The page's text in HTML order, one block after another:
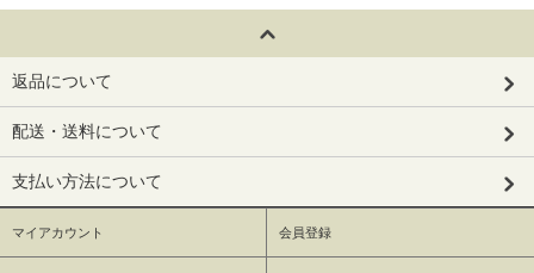
返品について
配送・送料について
支払い方法について
マイアカウント 会員登録